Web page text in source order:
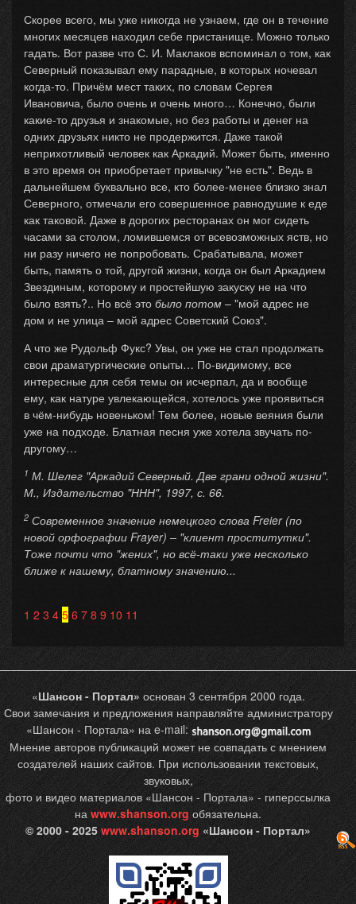
Скорее всего, мы уже никогда не узнаем, где он в течение
многих месяцев находил себе пристанище. Можно только
гадать. Вот разве что С. И. Маклаков вспоминал о том, как
Северный показывал ему парадные, в которых ночевал
когда-то. Причём мест таких, по словам Сергея
Ивановича, было очень и очень много… Конечно, были
какие-то друзья и знакомые, но без работы и денег на
одних друзьях никто не продержится. Даже такой
неприхотливый человек как Аркадий. Может быть, именно
в это время он приобретает привычку "не есть". Ведь в
дальнейшем буквально все, кто более-менее близко знал
Северного, отмечали его совершенное равнодушие к еде
как таковой. Даже в дорогих ресторанах он мог сидеть
часами за столом, ломившемся от всевозможных яств, но
ни разу ничего не попробовать. Срабатывала, может
быть, память о той, другой жизни, когда он был Аркадием
Звездиным, которому и простейшую закуску не на что
было взять?.. Но всё это было потом – "мой адрес не
дом и не улица – мой адрес Советский Союз".
А что же Рудольф Фукс? Увы, он уже не стал продолжать
свои драматургические опыты… По-видимому, все
интересные для себя темы он исчерпал, да и вообще
ему, как натуре увлекающейся, хотелось уже проявиться
в чём-нибудь новеньком! Тем более, новые веяния были
уже на подходе. Блатная песня уже хотела звучать по-
другому…
1 М. Шелег "Аркадий Северный. Две грани одной жизни".
М., Издательство "ННН", 1997, с. 66.
2 Современное значение немецкого слова Freier (по
новой орфографии Frayer) – "клиент проститутки".
Тоже почти что "жених", но всё-таки уже несколько
ближе к нашему, блатному значению...
1 2 3 4 5 6 7 8 9 10 11
«Шансон - Портал» основан 3 сентября 2000 года.
Свои замечания и предложения направляйте администратору
«Шансон - Портала» на e-mail:
Мнение авторов публикаций может не совпадать с мнением
создателей наших сайтов. При использовании текстовых,
звуковых,
фото и видео материалов «Шансон - Портала» - гиперссылка
на www.shanson.org обязательна.
© 2000 - 2025 www.shanson.org «Шансон - Портал»